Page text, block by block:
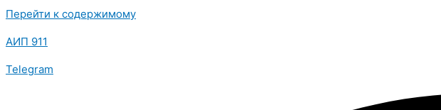
Перейти к содержимому
АИП 911
Telegram